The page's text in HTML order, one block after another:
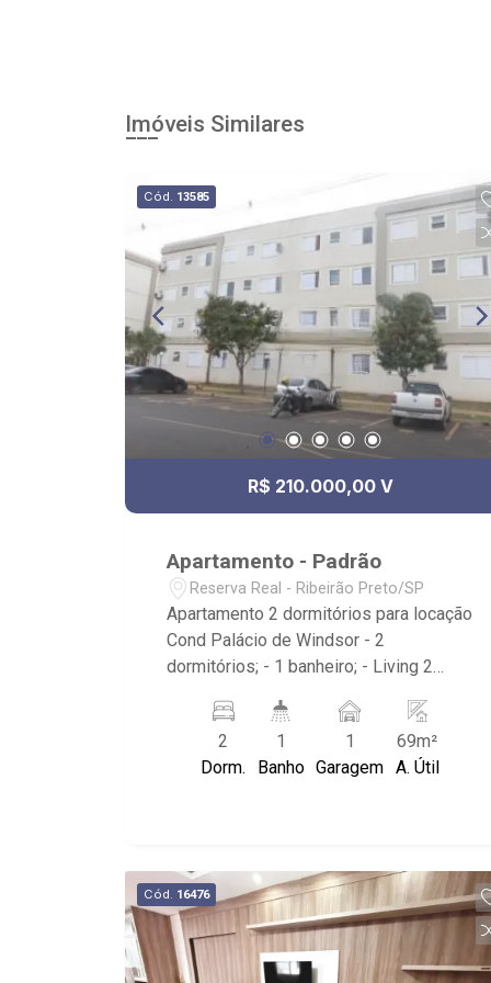
Imóveis Similares
Cód. 13585
R$ 210.000,00 V
Apartamento - Padrão
Reserva Real - Ribeirão Preto/SP
Apartamento 2 dormitórios para locação
Cond Palácio de Windsor - 2
dormitórios; - 1 banheiro; - Living 2
- 2 quintais, sendo um lado da cozinha
e outro dos dormitórios; - 1 vaga de
garagem; - Condomínio com capo de
diversos outros condomínios.
2
Dorm.
1
Banho
1
Garagem
69m²
A. Útil
Cód. 16476